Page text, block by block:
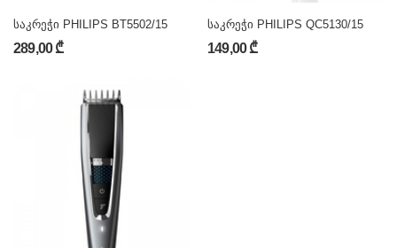
საკრეჭი PHILIPS BT5502/15
289,00 ₾
საკრეჭი PHILIPS QC5130/15
149,00 ₾